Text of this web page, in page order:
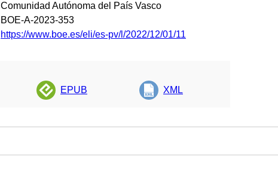
Comunidad Autónoma del País Vasco
BOE-A-2023-353
https://www.boe.es/eli/es-pv/l/2022/12/01/11
EPUB XML